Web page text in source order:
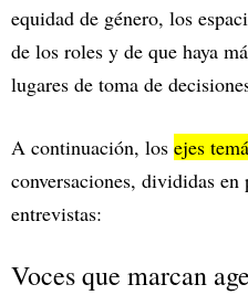
equidad de género, los
de los roles y de que haya
lugares de toma de
A continuación, los ejes
conversaciones, divididas
entrevistas:
Voces que marcan